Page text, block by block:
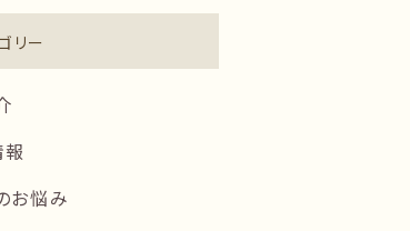
リー
報
お悩み